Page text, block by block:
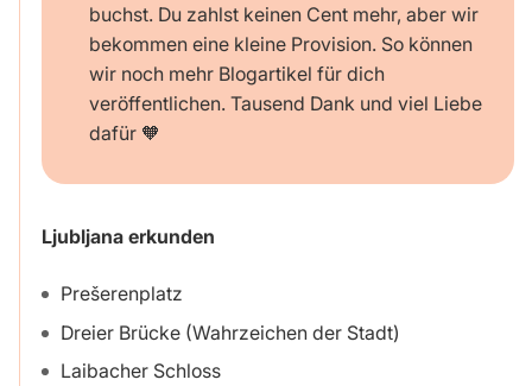
buchst. Du zahlst keinen Cent mehr, aber wir
bekommen eine kleine Provision. So können
wir noch mehr Blogartikel für dich
veröffentlichen. Tausend Dank und viel Liebe
dafür 🧡
Ljubljana erkunden
Prešerenplatz
Dreier Brücke (Wahrzeichen der Stadt)
Laibacher Schloss